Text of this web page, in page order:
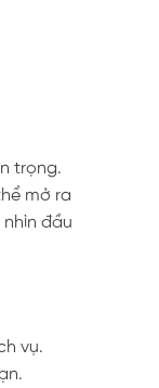
trọng.
mở ra
đầu
vụ.